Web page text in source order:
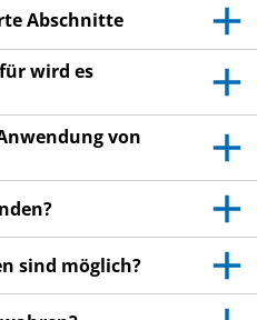
und Lösungsmittel zur
Injektionslösung
(rekombinanter
VIII)
sorgfältig
dieses
sie enthält wichtige
auf. Vielleicht
nochmals lesen.
Abschnitte
wird es
von
sind möglich?